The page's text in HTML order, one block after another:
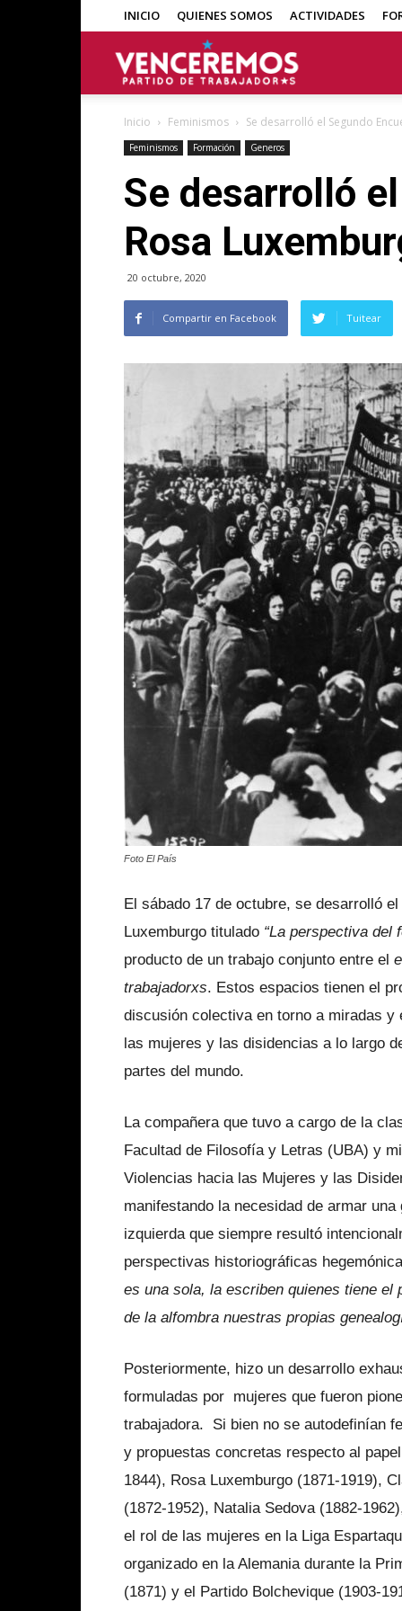
INICIO QUIENES SOMOS ACTIVIDADES
Inicio Feminismos Se desarrolló el Segundo
Feminismos Formación Generos
Se desarrolló
Rosa
20 octubre, 2020
Compartir en Facebook Tuitear
Foto El País
El sábado 17 de octubre, se desarrolló
Luxemburgo titulado “La perspectiva del
producto de un trabajo conjunto entre el
trabajadorxs. Estos espacios tienen el
discusión colectiva en torno a miradas
las mujeres y las disidencias a lo largo
partes del mundo.
La compañera que tuvo a cargo de la
Facultad de Filosofía y Letras (UBA) y
Violencias hacia las Mujeres y las
manifestando la necesidad de armar
izquierda que siempre resultó
perspectivas historiográficas
es una sola, la escriben quienes tiene
de la alfombra nuestras propias
Posteriormente, hizo un desarrollo
formuladas por mujeres que fueron
trabajadora. Si bien no se autodefinían
y propuestas concretas respecto al
1844), Rosa Luxemburgo (1871-1919),
(1872-1952), Natalia Sedova (1882-
el rol de las mujeres en la Liga
organizado en la Alemania durante la
(1871) y el Partido Bolchevique (1903-